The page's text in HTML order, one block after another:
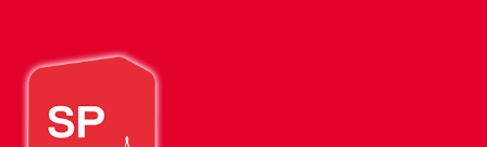
Inhalt